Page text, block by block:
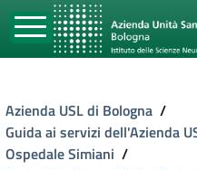
Azienda USL di Bologna /
Guida ai servizi dell'Azienda
Ospedale Simiani /